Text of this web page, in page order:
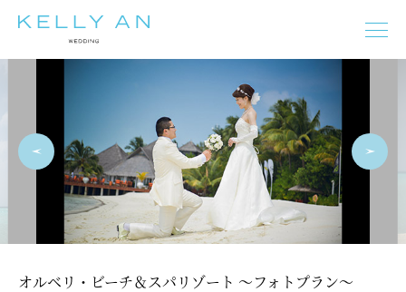
タヒチ モルディブ ニューカレドニア
フィジー
バリ島
イタリア ギリシャ
オーストラリア
フランス
スペイン プーケット マルタ
チェコ
オルベリ・ビーチ＆スパリゾート ～フォトプラン～